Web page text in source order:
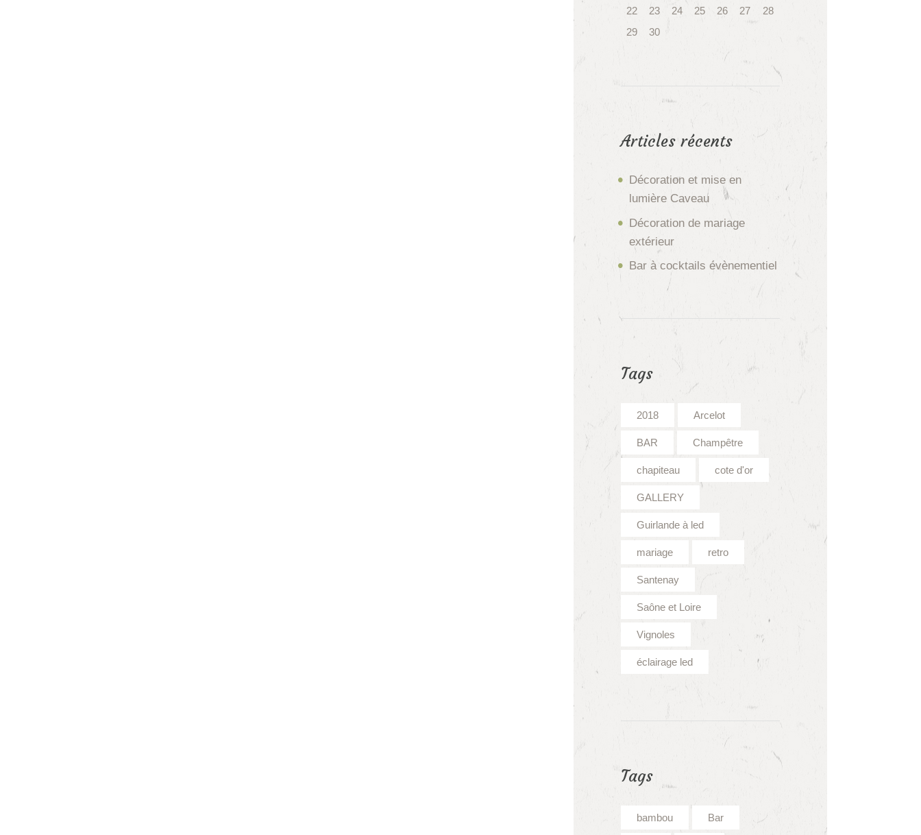
22
23 24 25 26 27
28
29
30
Articles récents
Décoration et mise en
lumière Caveau
Décoration de mariage
extérieur
Bar à cocktails évènementiel
Tags
2018 Arcelot
BAR Champêtre
chapiteau cote d'or
GALLERY
Guirlande à led
mariage retro
Santenay
Saône et Loire
Vignoles
éclairage led
Tags
bambou Bar